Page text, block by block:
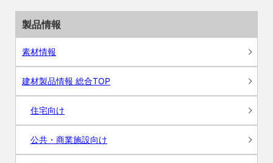
製品情報
素材情報
建材製品情報 総合TOP
住宅向け
公共・商業施設向け